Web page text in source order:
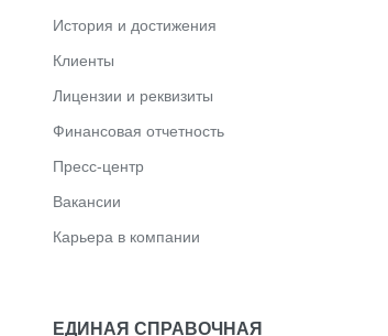
История и достижения
Клиенты
Лицензии и реквизиты
Финансовая отчетность
Пресс-центр
Вакансии
Карьера в компании
ЕДИНАЯ СПРАВОЧНАЯ